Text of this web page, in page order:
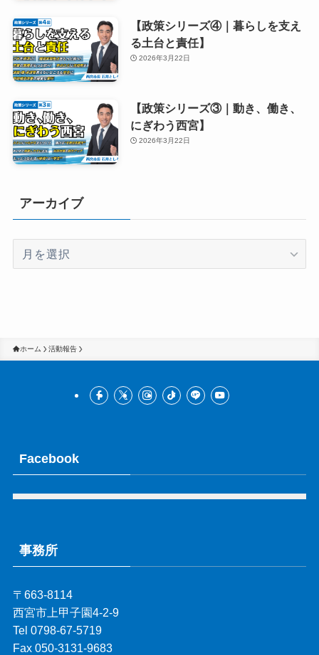
【政策シリーズ④｜暮らしを支え
る土台と責任】
2026年3月22日
【政策シリーズ③｜動き、働き、
にぎわう西宮】
2026年3月22日
アーカイブ
ホーム 活動報告
Facebook
事務所
〒663-8114
西宮市上甲子園4-2-9
Tel 0798-67-5719
Fax 050-3131-9683